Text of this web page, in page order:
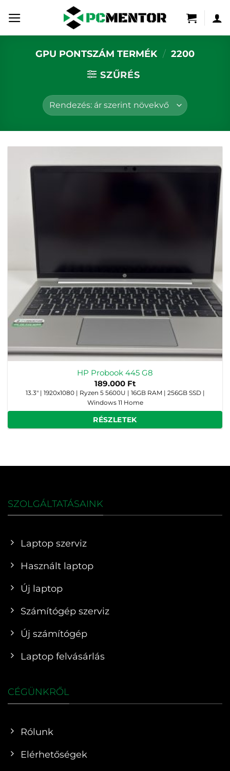
content
GPU PONTSZÁM TERMÉK / 2200
SZŰRÉS
HP Probook 445 G8
189.000 Ft
13.3" | 1920x1080 | Ryzen 5 5600U | 16GB RAM | 256GB SSD |
Windows 11 Home
RÉSZLETEK
SZOLGÁLTATÁSAINK
Laptop szerviz
Használt laptop
Új laptop
Számítógép szerviz
Új számítógép
Laptop felvásárlás
CÉGÜNKRŐL
Rólunk
Elérhetőségek